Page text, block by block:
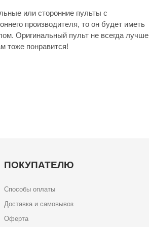
или сторонние пульты с
производителя, то он будет иметь
Оригинальный пульт не всегда лучше
тоже понравится!
ПОКУПАТЕЛЮ
Способы оплаты
Доставка и самовывоз
Оферта